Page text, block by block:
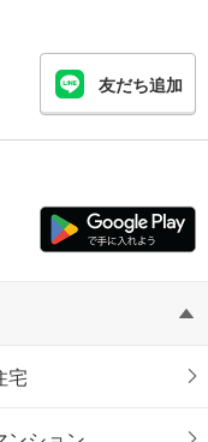
友だち追加
宅